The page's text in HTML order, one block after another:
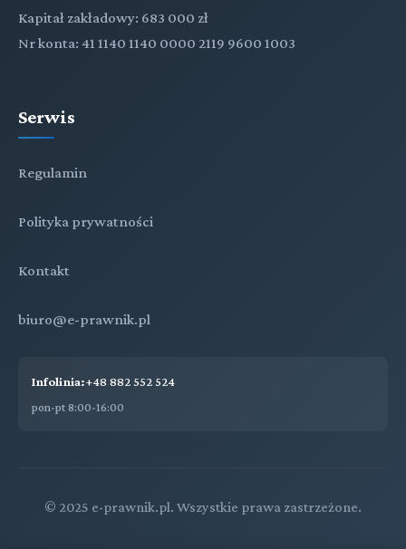
Kapitał zakładowy: 683 000 zł
Nr konta: 41 1140 1140 0000 2119 9600 1003
Serwis
Regulamin
Polityka prywatności
Kontakt
biuro@e-prawnik.pl
Infolinia:+48 882 552 524
pon-pt 8:00-16:00
© 2025 e-prawnik.pl. Wszystkie prawa zastrzeżone.